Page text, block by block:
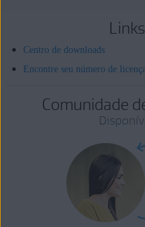
Centro de downloads
Encontre seu número de
Comunidade